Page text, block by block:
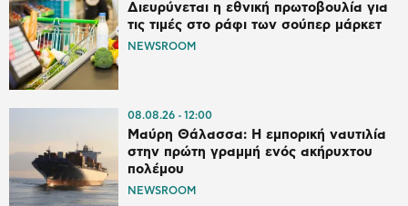
Διευρύνεται η εθνική πρωτοβουλία για
τις τιμές στο ράφι των σούπερ μάρκετ
NEWSROOM
08.08.26 12:00
Μαύρη Θάλασσα: Η εμπορική ναυτιλία
στην πρώτη γραμμή ενός ακήρυχτου
πολέμου
NEWSROOM